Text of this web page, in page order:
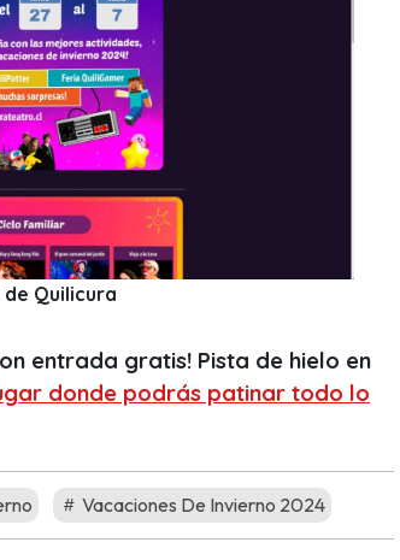
Quilicura
entrada gratis! Pista de hielo en
donde podrás patinar todo lo
Vacaciones De Invierno 2024